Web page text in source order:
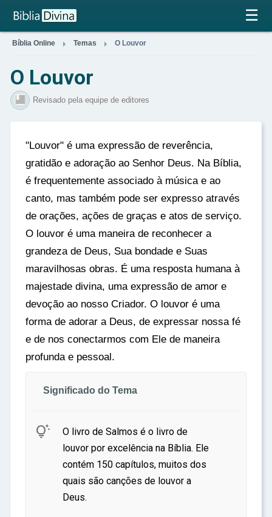
×
☰
Bíblia Online  Temas  O Louvor
O Louvor
Revisado pela equipe de editores
"Louvor" é uma expressão de reverência,
gratidão e adoração ao Senhor Deus. Na Bíblia,
é frequentemente associado à música e ao
canto, mas também pode ser expresso através
de orações, ações de graças e atos de serviço.
O louvor é uma maneira de reconhecer a
grandeza de Deus, Sua bondade e Suas
maravilhosas obras. É uma resposta humana à
majestade divina, uma expressão de amor e
devoção ao nosso Criador. O louvor é uma
forma de adorar a Deus, de expressar nossa fé
e de nos conectarmos com Ele de maneira
profunda e pessoal.
Significado do Tema

O livro de Salmos é o livro de
louvor por excelência na Bíblia. Ele
contém 150 capítulos, muitos dos
quais são canções de louvor a
Deus.